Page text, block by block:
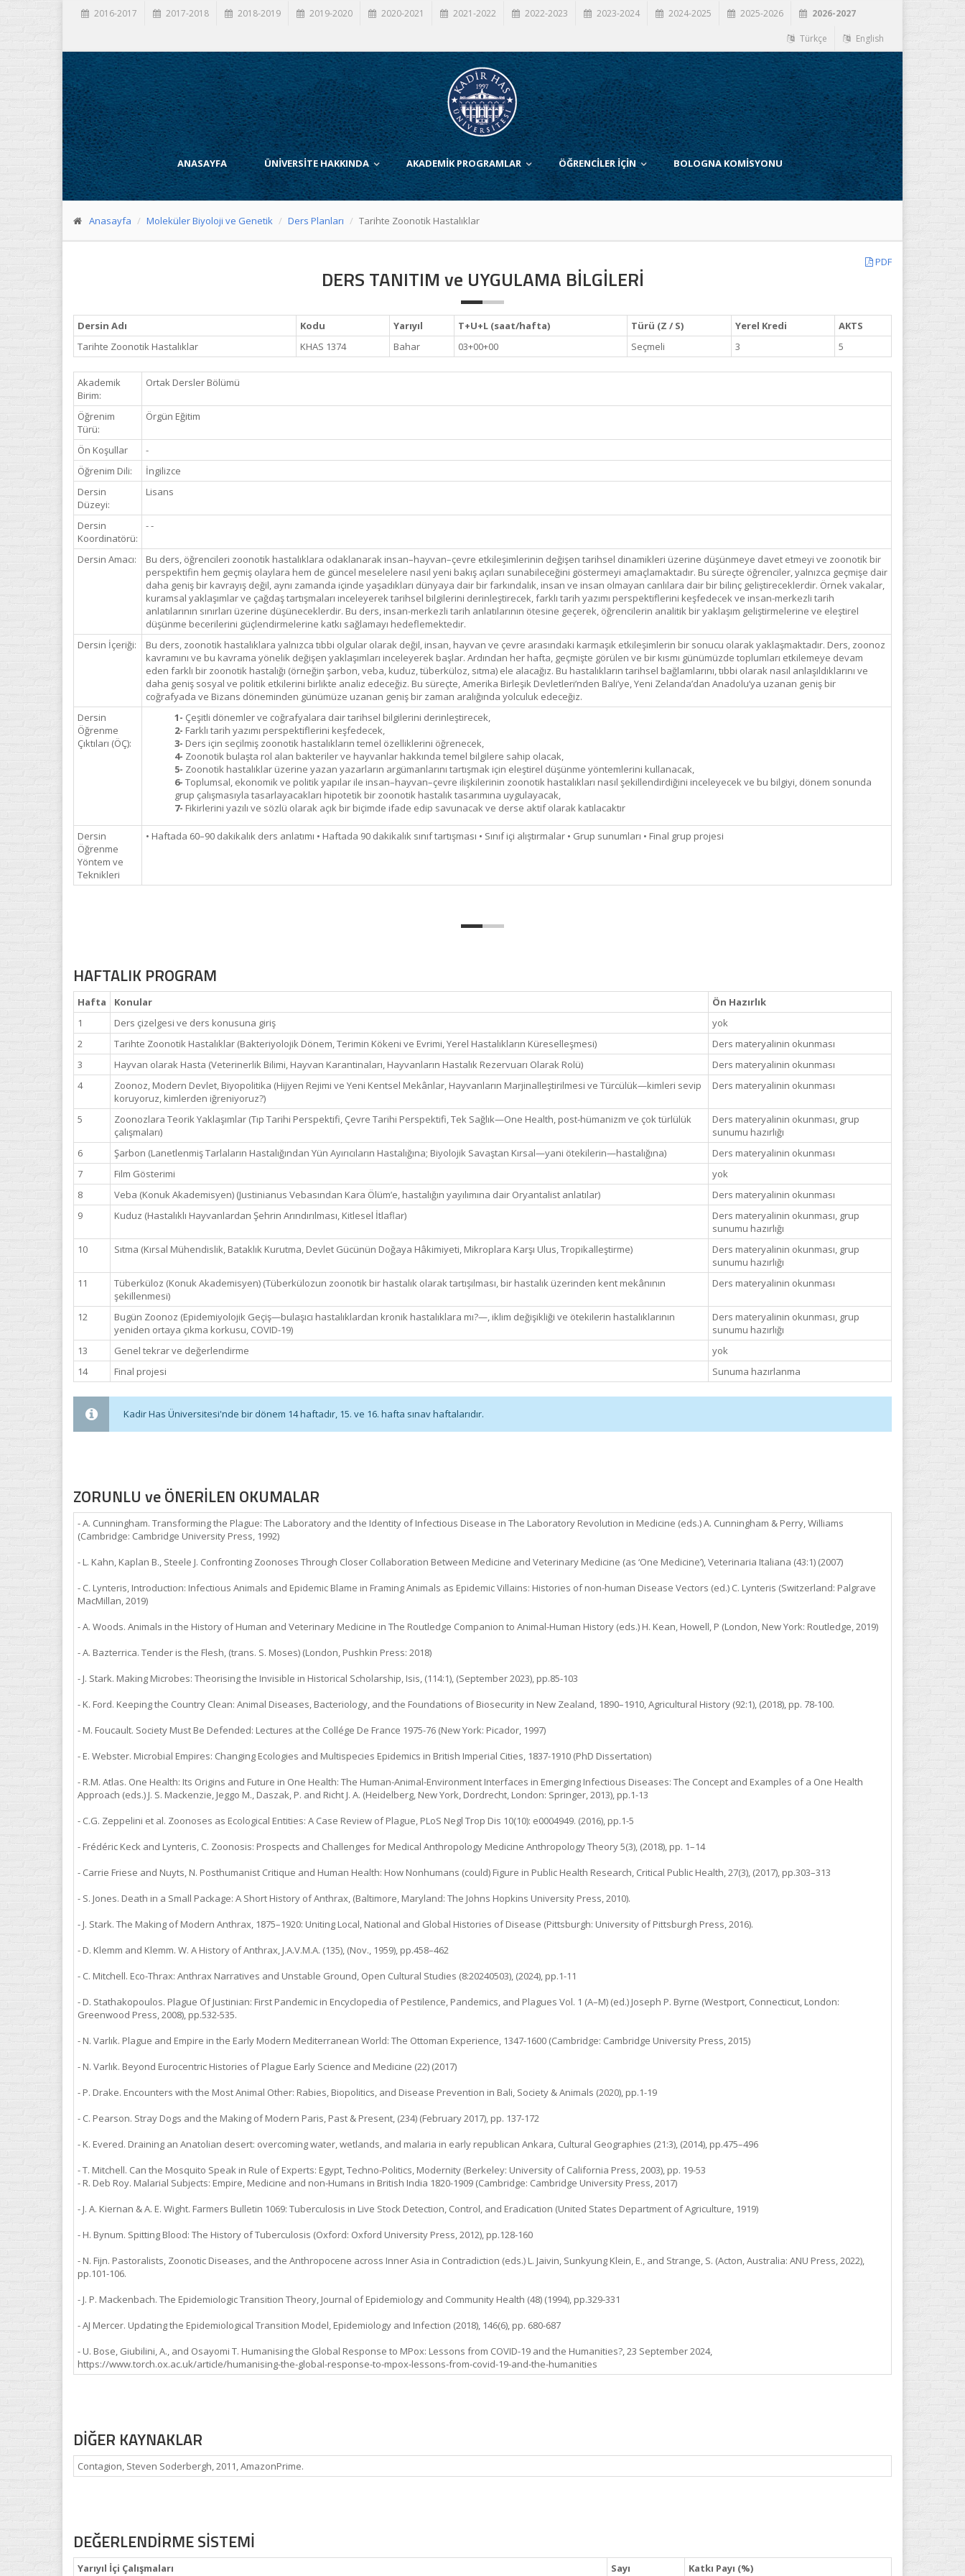
2016-2017 2017-2018 2018-2019 2019-2020 2020-2021 2021-2022 2022-2023 2023-2024 2024-2025 2025-2026 2026-2027
Türkçe English
ANASAYFA ÜNİVERSİTE HAKKINDA AKADEMİK PROGRAMLAR ÖĞRENCİLER İÇİN BOLOGNA KOMİSYONU
Anasayfa Moleküler Biyoloji ve Genetik Ders Planları Tarihte Zoonotik Hastalıklar
PDF
DERS TANITIM ve UYGULAMA BİLGİLERİ
Dersin Adı Kodu Yarıyıl T+U+L (saat/hafta) Türü (Z / S) Yerel Kredi
AKTS
Tarihte Zoonotik Hastalıklar
KHAS 1374 Bahar 03+00+00 Seçmeli 3 5
Akademik
Birim:
Ortak Dersler Bölümü
Öğrenim
Türü:
Örgün Eğitim
Ön Koşullar
-
Öğrenim Dili:
İngilizce
Dersin
Düzeyi:
Lisans
Dersin
Koordinatörü:
- -
Dersin Amacı:
Bu ders, öğrencileri zoonotik hastalıklara odaklanarak insan–hayvan–çevre etkileşimlerinin değişen tarihsel dinamikleri üzerine düşünmeye davet etmeyi ve zoonotik bir
perspektifin hem geçmiş olaylara hem de güncel meselelere nasıl yeni bakış açıları sunabileceğini göstermeyi amaçlamaktadır. Bu süreçte öğrenciler, yalnızca geçmişe dair
daha geniş bir kavrayış değil, aynı zamanda içinde yaşadıkları dünyaya dair bir farkındalık, insan ve insan olmayan canlılara dair bir bilinç geliştireceklerdir. Örnek vakalar,
kuramsal yaklaşımlar ve çağdaş tartışmaları inceleyerek tarihsel bilgilerini derinleştirecek, farklı tarih yazımı perspektiflerini keşfedecek ve insan-merkezli tarih
anlatılarının sınırları üzerine düşüneceklerdir. Bu ders, insan-merkezli tarih anlatılarının ötesine geçerek, öğrencilerin analitik bir yaklaşım geliştirmelerine ve eleştirel
düşünme becerilerini güçlendirmelerine katkı sağlamayı hedeflemektedir.
Dersin İçeriği:
Bu ders, zoonotik hastalıklara yalnızca tıbbi olgular olarak değil, insan, hayvan ve çevre arasındaki karmaşık etkileşimlerin bir sonucu olarak yaklaşmaktadır. Ders, zoonoz
kavramını ve bu kavrama yönelik değişen yaklaşımları inceleyerek başlar. Ardından her hafta, geçmişte görülen ve bir kısmı günümüzde toplumları etkilemeye devam
eden farklı bir zoonotik hastalığı (örneğin şarbon, veba, kuduz, tüberküloz, sıtma) ele alacağız. Bu hastalıkların tarihsel bağlamlarını, tıbbi olarak nasıl anlaşıldıklarını ve
daha geniş sosyal ve politik etkilerini birlikte analiz edeceğiz. Bu süreçte, Amerika Birleşik Devletleri’nden Bali’ye, Yeni Zelanda’dan Anadolu’ya uzanan geniş bir
coğrafyada ve Bizans döneminden günümüze uzanan geniş bir zaman aralığında yolculuk edeceğiz.
Dersin
Öğrenme
Çıktıları (ÖÇ):
1- Çeşitli dönemler ve coğrafyalara dair tarihsel bilgilerini derinleştirecek,
2- Farklı tarih yazımı perspektiflerini keşfedecek,
3- Ders için seçilmiş zoonotik hastalıkların temel özelliklerini öğrenecek,
4- Zoonotik bulaşta rol alan bakteriler ve hayvanlar hakkında temel bilgilere sahip olacak,
5- Zoonotik hastalıklar üzerine yazan yazarların argümanlarını tartışmak için eleştirel düşünme yöntemlerini kullanacak,
6- Toplumsal, ekonomik ve politik yapılar ile insan–hayvan–çevre ilişkilerinin zoonotik hastalıkları nasıl şekillendirdiğini inceleyecek ve bu bilgiyi, dönem sonunda
grup çalışmasıyla tasarlayacakları hipotetik bir zoonotik hastalık tasarımına uygulayacak,
7- Fikirlerini yazılı ve sözlü olarak açık bir biçimde ifade edip savunacak ve derse aktif olarak katılacaktır
Dersin
Öğrenme
Yöntem ve
Teknikleri
• Haftada 60–90 dakikalık ders anlatımı • Haftada 90 dakikalık sınıf tartışması • Sınıf içi alıştırmalar • Grup sunumları • Final grup projesi
HAFTALIK PROGRAM
Hafta Konular
Ön Hazırlık
1
Ders çizelgesi ve ders konusuna giriş
yok
2
Tarihte Zoonotik Hastalıklar (Bakteriyolojik Dönem, Terimin Kökeni ve Evrimi, Yerel Hastalıkların Küreselleşmesi)
Ders materyalinin okunması
3
Hayvan olarak Hasta (Veterinerlik Bilimi, Hayvan Karantinaları, Hayvanların Hastalık Rezervuarı Olarak Rolü)
Ders materyalinin okunması
4
Zoonoz, Modern Devlet, Biyopolitika (Hijyen Rejimi ve Yeni Kentsel Mekânlar, Hayvanların Marjinalleştirilmesi ve Türcülük—kimleri sevip
koruyoruz, kimlerden iğreniyoruz?)
Ders materyalinin okunması
5
Zoonozlara Teorik Yaklaşımlar (Tıp Tarihi Perspektifi, Çevre Tarihi Perspektifi, Tek Sağlık—One Health, post-hümanizm ve çok türlülük
çalışmaları)
Ders materyalinin okunması, grup
sunumu hazırlığı
6
Şarbon (Lanetlenmiş Tarlaların Hastalığından Yün Ayırıcıların Hastalığına; Biyolojik Savaştan Kırsal—yani ötekilerin—hastalığına)
Ders materyalinin okunması
7
Film Gösterimi
yok
8
Veba (Konuk Akademisyen) (Justinianus Vebasından Kara Ölüm’e, hastalığın yayılımına dair Oryantalist anlatılar)
Ders materyalinin okunması
9
Kuduz (Hastalıklı Hayvanlardan Şehrin Arındırılması, Kitlesel İtlaflar)
Ders materyalinin okunması, grup
sunumu hazırlığı
10
Sıtma (Kırsal Mühendislik, Bataklık Kurutma, Devlet Gücünün Doğaya Hâkimiyeti, Mikroplara Karşı Ulus, Tropikalleştirme)
Ders materyalinin okunması, grup
sunumu hazırlığı
11
Tüberküloz (Konuk Akademisyen) (Tüberkülozun zoonotik bir hastalık olarak tartışılması, bir hastalık üzerinden kent mekânının
şekillenmesi)
Ders materyalinin okunması
12
Bugün Zoonoz (Epidemiyolojik Geçiş—bulaşıcı hastalıklardan kronik hastalıklara mı?—, iklim değişikliği ve ötekilerin hastalıklarının
yeniden ortaya çıkma korkusu, COVID-19)
Ders materyalinin okunması, grup
sunumu hazırlığı
13
Genel tekrar ve değerlendirme
yok
14
Final projesi Sunuma hazırlanma
Kadir Has Üniversitesi'nde bir dönem 14 haftadır, 15. ve 16. hafta sınav haftalarıdır.
ZORUNLU ve ÖNERİLEN OKUMALAR
- A. Cunningham. Transforming the Plague: The Laboratory and the Identity of Infectious Disease in The Laboratory Revolution in Medicine (eds.) A. Cunningham & Perry, Williams
(Cambridge: Cambridge University Press, 1992)
- L. Kahn, Kaplan B., Steele J. Confronting Zoonoses Through Closer Collaboration Between Medicine and Veterinary Medicine (as ‘One Medicine’), Veterinaria Italiana (43:1) (2007)
- C. Lynteris, Introduction: Infectious Animals and Epidemic Blame in Framing Animals as Epidemic Villains: Histories of non-human Disease Vectors (ed.) C. Lynteris (Switzerland: Palgrave
MacMillan, 2019)
- A. Woods. Animals in the History of Human and Veterinary Medicine in The Routledge Companion to Animal-Human History (eds.) H. Kean, Howell, P (London, New York: Routledge, 2019)
- A. Bazterrica. Tender is the Flesh, (trans. S. Moses) (London, Pushkin Press: 2018)
- J. Stark. Making Microbes: Theorising the Invisible in Historical Scholarship, Isis, (114:1), (September 2023), pp.85-103
- K. Ford. Keeping the Country Clean: Animal Diseases, Bacteriology, and the Foundations of Biosecurity in New Zealand, 1890–1910, Agricultural History (92:1), (2018), pp. 78-100.
- M. Foucault. Society Must Be Defended: Lectures at the Collége De France 1975-76 (New York: Picador, 1997)
- E. Webster. Microbial Empires: Changing Ecologies and Multispecies Epidemics in British Imperial Cities, 1837-1910 (PhD Dissertation)
- R.M. Atlas. One Health: Its Origins and Future in One Health: The Human-Animal-Environment Interfaces in Emerging Infectious Diseases: The Concept and Examples of a One Health
Approach (eds.) J. S. Mackenzie, Jeggo M., Daszak, P. and Richt J. A. (Heidelberg, New York, Dordrecht, London: Springer, 2013), pp.1-13
- C.G. Zeppelini et al. Zoonoses as Ecological Entities: A Case Review of Plague, PLoS Negl Trop Dis 10(10): e0004949. (2016), pp.1-5
- Frédéric Keck and Lynteris, C. Zoonosis: Prospects and Challenges for Medical Anthropology Medicine Anthropology Theory 5(3), (2018), pp. 1–14
- Carrie Friese and Nuyts, N. Posthumanist Critique and Human Health: How Nonhumans (could) Figure in Public Health Research, Critical Public Health, 27(3), (2017), pp.303–313
- S. Jones. Death in a Small Package: A Short History of Anthrax, (Baltimore, Maryland: The Johns Hopkins University Press, 2010).
- J. Stark. The Making of Modern Anthrax, 1875–1920: Uniting Local, National and Global Histories of Disease (Pittsburgh: University of Pittsburgh Press, 2016).
- D. Klemm and Klemm. W. A History of Anthrax, J.A.V.M.A. (135), (Nov., 1959), pp.458–462
- C. Mitchell. Eco-Thrax: Anthrax Narratives and Unstable Ground, Open Cultural Studies (8:20240503), (2024), pp.1-11
- D. Stathakopoulos. Plague Of Justinian: First Pandemic in Encyclopedia of Pestilence, Pandemics, and Plagues Vol. 1 (A–M) (ed.) Joseph P. Byrne (Westport, Connecticut, London:
Greenwood Press, 2008), pp.532-535.
- N. Varlık. Plague and Empire in the Early Modern Mediterranean World: The Ottoman Experience, 1347-1600 (Cambridge: Cambridge University Press, 2015)
- N. Varlık. Beyond Eurocentric Histories of Plague Early Science and Medicine (22) (2017)
- P. Drake. Encounters with the Most Animal Other: Rabies, Biopolitics, and Disease Prevention in Bali, Society & Animals (2020), pp.1-19
- C. Pearson. Stray Dogs and the Making of Modern Paris, Past & Present, (234) (February 2017), pp. 137-172
- K. Evered. Draining an Anatolian desert: overcoming water, wetlands, and malaria in early republican Ankara, Cultural Geographies (21:3), (2014), pp.475–496
- T. Mitchell. Can the Mosquito Speak in Rule of Experts: Egypt, Techno-Politics, Modernity (Berkeley: University of California Press, 2003), pp. 19-53
- R. Deb Roy. Malarial Subjects: Empire, Medicine and non-Humans in British India 1820-1909 (Cambridge: Cambridge University Press, 2017)
- J. A. Kiernan & A. E. Wight. Farmers Bulletin 1069: Tuberculosis in Live Stock Detection, Control, and Eradication (United States Department of Agriculture, 1919)
- H. Bynum. Spitting Blood: The History of Tuberculosis (Oxford: Oxford University Press, 2012), pp.128-160
- N. Fijn. Pastoralists, Zoonotic Diseases, and the Anthropocene across Inner Asia in Contradiction (eds.) L. Jaivin, Sunkyung Klein, E., and Strange, S. (Acton, Australia: ANU Press, 2022),
pp.101-106.
- J. P. Mackenbach. The Epidemiologic Transition Theory, Journal of Epidemiology and Community Health (48) (1994), pp.329-331
- AJ Mercer. Updating the Epidemiological Transition Model, Epidemiology and Infection (2018), 146(6), pp. 680-687
- U. Bose, Giubilini, A., and Osayomi T. Humanising the Global Response to MPox: Lessons from COVID-19 and the Humanities?, 23 September 2024,
https://www.torch.ox.ac.uk/article/humanising-the-global-response-to-mpox-lessons-from-covid-19-and-the-humanities
DİĞER KAYNAKLAR
Contagion, Steven Soderbergh, 2011, AmazonPrime.
DEĞERLENDİRME SİSTEMİ
Yarıyıl İçi Çalışmaları Sayı Katkı Payı (%)